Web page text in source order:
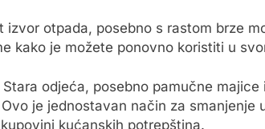
izvor otpada, posebno s rastom brze
kako je možete ponovno koristiti u
odjeća, posebno pamučne
je jednostavan način za smanjenje
kućanskih potrepština.